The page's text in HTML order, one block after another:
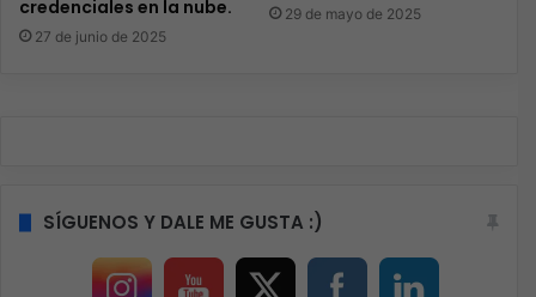
credenciales en la nube.
27 de junio de 2025
29 de mayo de 2025
SÍGUENOS Y DALE ME GUSTA :)